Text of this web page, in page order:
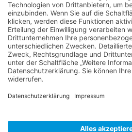
Website Administration